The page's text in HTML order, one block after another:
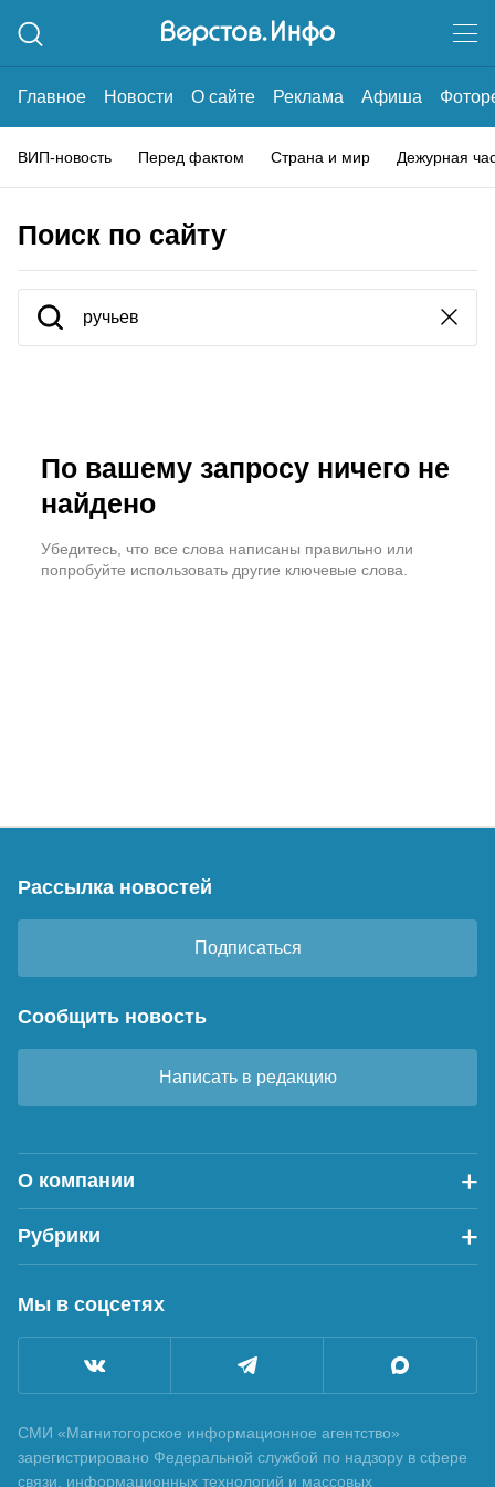
Главное Новости О сайте Реклама Афиша
ВИП-новость Перед фактом Страна и мир Дежурная
Поиск по сайту
По вашему запросу ничего не
найдено
Убедитесь, что все слова написаны правильно или
попробуйте использовать другие ключевые слова.
Рассылка новостей
Подписаться
Сообщить новость
Написать в редакцию
О компании
Рубрики
Мы в соцсетях
СМИ «Магнитогорское информационное агентство»
зарегистрировано Федеральной службой по надзору в сфере
связи, информационных технологий и массовых